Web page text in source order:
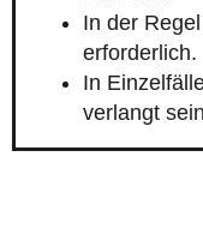
In der
erforderlich.
In
verlangt